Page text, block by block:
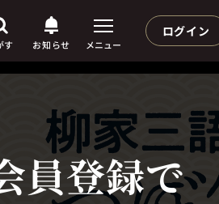
す お知らせ メニュー
ログイン
員登録で